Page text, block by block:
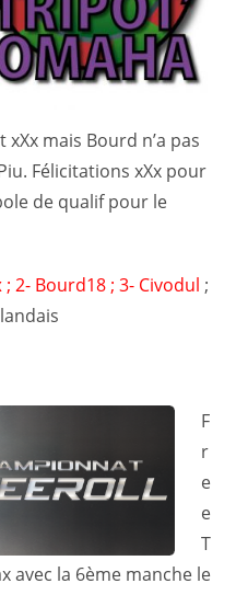
mais Bourd n’a pas
Félicitations xXx pour
de qualif pour le
; 2- Bourd18 ; 3- Civodul ;
F
r
e
e
T
avec la 6ème manche le